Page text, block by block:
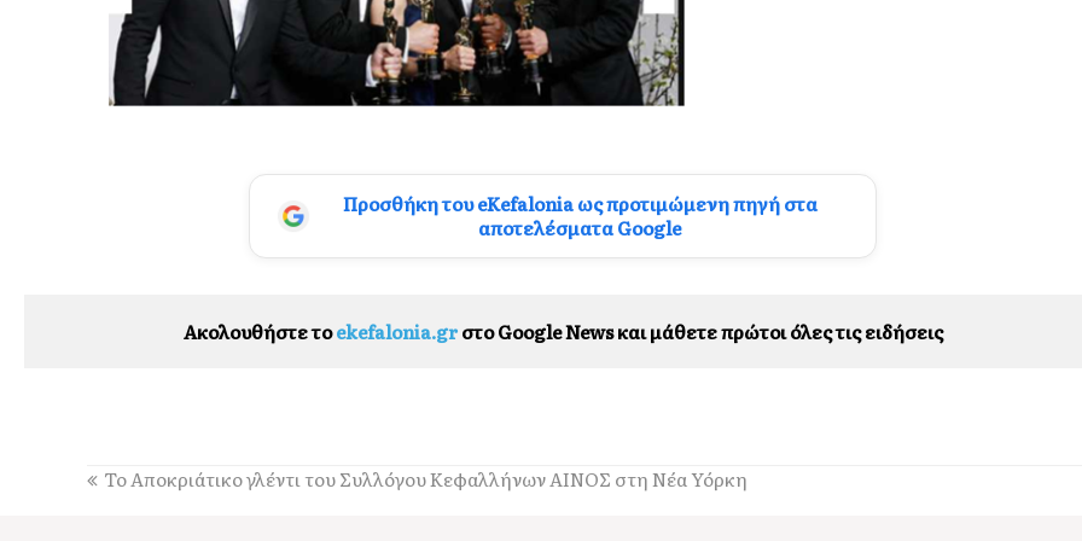
Προσθήκη του eKefalonia ως προτιμώμενη πηγή στα
αποτελέσματα Google
Ακολουθήστε τοekefalonia.grστο Google News και μάθετε πρώτοι όλες τις ειδήσεις
Το Αποκριάτικο γλέντι του Συλλόγου Κεφαλλήνων ΑΙΝΟΣ στη Νέα Υόρκη